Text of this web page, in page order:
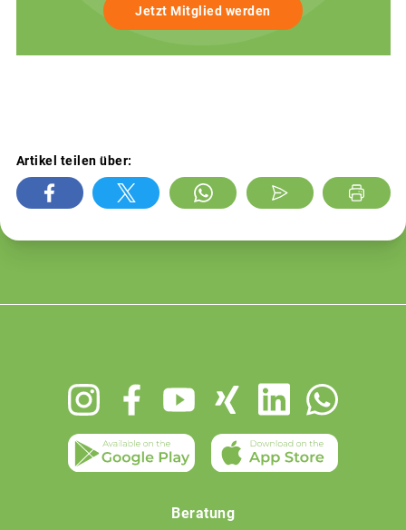
Jetzt Mitglied werden
Artikel teilen über:
Beratung